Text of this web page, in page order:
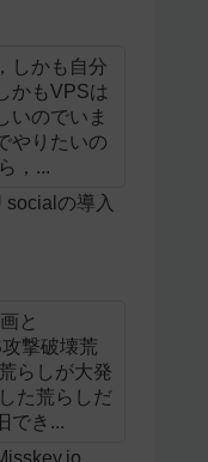
しかも自分
かもVPSは
いのでいま
やりたいの
，...
の導入
と
撃破壊荒
らしが大発
た荒らしだ
でき...